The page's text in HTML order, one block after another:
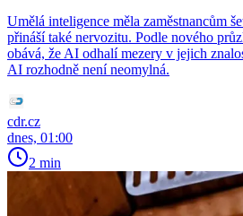
Umělá inteligence měla zaměstnancům
přináší také nervozitu. Podle nového
obává, že AI odhalí mezery v jejich
AI rozhodně není neomylná.
cdr.cz
dnes, 01:00
2 min